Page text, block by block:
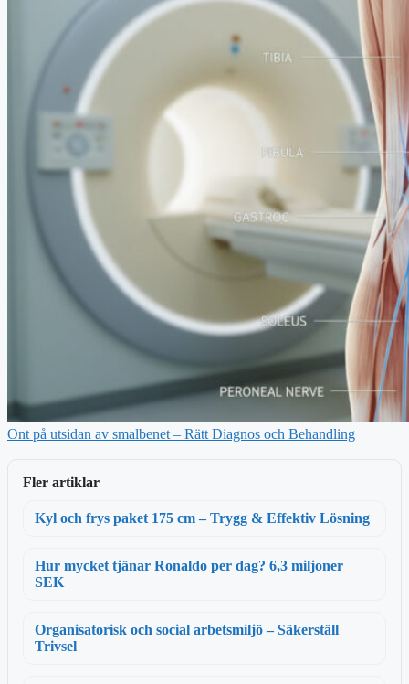
Ont på utsidan av smalbenet – Rätt Diagnos och Behandling
Fler artiklar
Kyl och frys paket 175 cm – Trygg & Effektiv Lösning
Hur mycket tjänar Ronaldo per dag? 6,3 miljoner
SEK
Organisatorisk och social arbetsmiljö – Säkerställ
Trivsel